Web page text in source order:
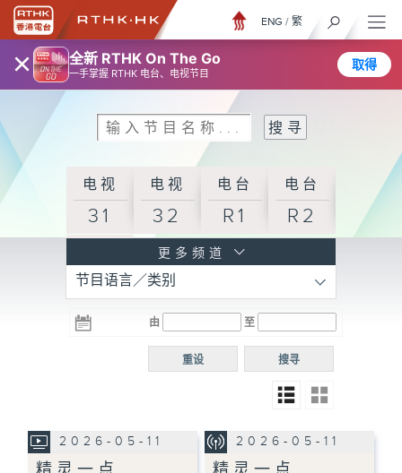
× 全新 RTHK On The Go
一手掌握 RTHK 电台、电视节目
取得
ENG / 繁
电视
31
电视
32
电台
R1
电台
R2
R3
电台 电台
R5
电台
普通
更多频道
节目语言／类别
由 至
搜寻
重设
2026-05-11 2026-05-11